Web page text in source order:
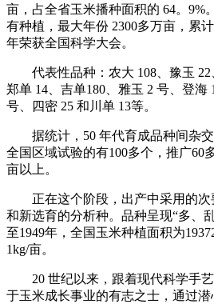
亩，占全省玉米播种面积的 64。9%
有种植，最大年份 2300多万亩，累
年荣获全国科学大会。
代表性品种：农大 108、豫玉 22
郑单 14、吉单180、雅玉 2 号、登海
号、四密 25 和川单 13等。
据统计，50 年代育成品种间杂交
全国区域试验的有100多个，推广60
亩以上。
正在这个阶段，出产中采用的次
和新选育的分析种。品种呈现“多、
至1949年，全国玉米种植面积为
1kg/亩。
20 世纪以来，跟着现代科学手艺
于玉米成长事业的有志之士，通过